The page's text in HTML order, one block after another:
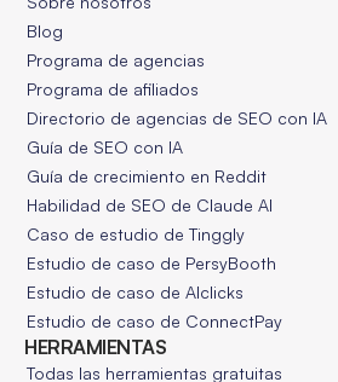
Blog
Programa de agencias
Programa de afiliados
Directorio de agencias de SEO con IA
Guía de SEO con IA
Guía de crecimiento en Reddit
Habilidad de SEO de Claude AI
Caso de estudio de Tinggly
Estudio de caso de PersyBooth
Estudio de caso de AIclicks
Estudio de caso de ConnectPay
HERRAMIENTAS
Todas las herramientas gratuitas